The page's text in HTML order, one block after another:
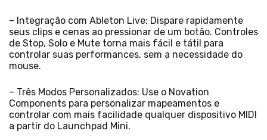
– Integração com Ableton Live: Dispare rapidamente
seus clips e cenas ao pressionar de um botão. Controles
de Stop, Solo e Mute torna mais fácil e tátil para
controlar suas performances, sem a necessidade do
mouse.
– Três Modos Personalizados: Use o Novation
Components para personalizar mapeamentos e
controlar com mais facilidade qualquer dispositivo MIDI
a partir do Launchpad Mini.